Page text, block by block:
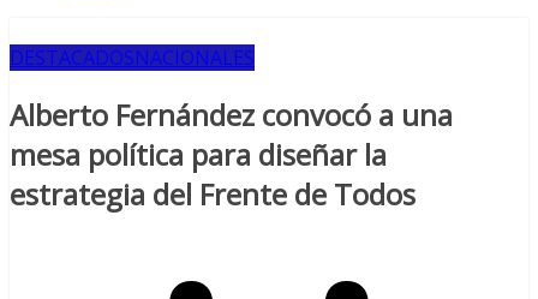
DESTACADOSNACIONALES
Alberto Fernández convocó a una
mesa política para diseñar la
estrategia del Frente de Todos